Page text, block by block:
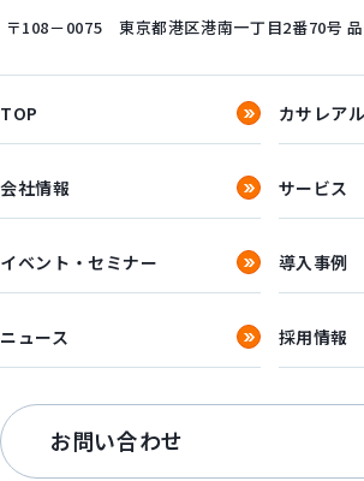
〒108－0075 東京都港区港南一丁目2番70号
TOP カサレア
会社情報 サービス
イベント・セミナー 導入事例
ニュース 採用情報
お問い合わせ